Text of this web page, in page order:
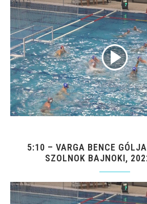
5:10 – VARGA BENCE
SZOLNOK BAJNOKI,